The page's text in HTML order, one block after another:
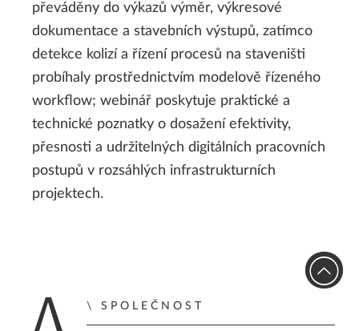
převáděny do výkazů výměr, výkresové
dokumentace a stavebních výstupů, zatímco
detekce kolizí a řízení procesů na staveništi
probíhaly prostřednictvím modelově řízeného
workflow; webinář poskytuje praktické a
technické poznatky o dosažení efektivity,
přesnosti a udržitelných digitálních pracovních
postupů v rozsáhlých infrastrukturních
projektech.
SPOLEČNOST